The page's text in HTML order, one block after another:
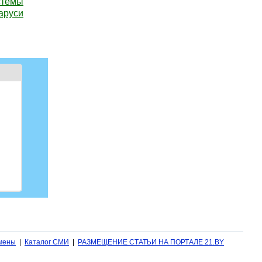
Каталог СМИ
РАЗМЕЩЕНИЕ СТАТЬИ НА ПОРТАЛЕ 21.BY